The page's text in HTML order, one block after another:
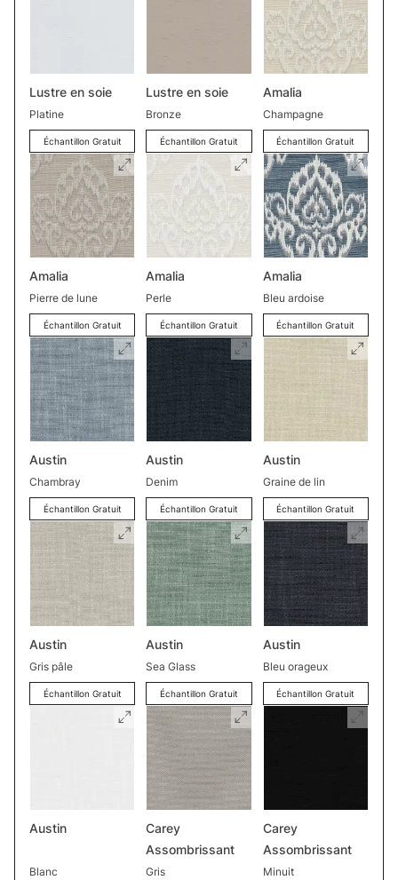
Lustre en soie
Platine
Échantillon Gratuit
Lustre en soie
Bronze
Échantillon Gratuit
Amalia
Champagne
Échantillon Gratuit
Amalia
Pierre de lune
Échantillon Gratuit
Amalia
Perle
Échantillon Gratuit
Amalia
Bleu ardoise
Échantillon Gratuit
Austin
Chambray
Échantillon Gratuit
Austin
Denim
Échantillon Gratuit
Austin
Graine de lin
Échantillon Gratuit
Austin
Gris pâle
Échantillon Gratuit
Austin
Sea Glass
Échantillon Gratuit
Austin
Bleu orageux
Échantillon Gratuit
Austin
Blanc
Carey
Assombrissant
Gris
Carey
Assombrissant
Minuit